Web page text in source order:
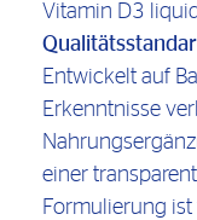
Vitamin D3
Entwickelt auf
Erkenntnisse
einer
Formulierung ist